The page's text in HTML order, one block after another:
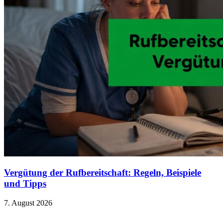
Vergütung der Rufbereitschaft: Regeln, Beispiele
und Tipps
7. August 2026